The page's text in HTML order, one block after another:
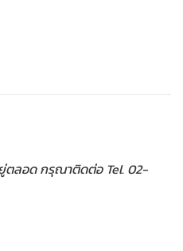
ตลอด กรุณาติดต่อ Tel. 02-